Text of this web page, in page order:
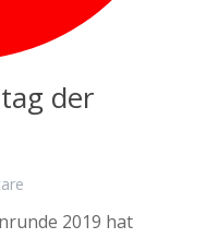
der
2019 hat